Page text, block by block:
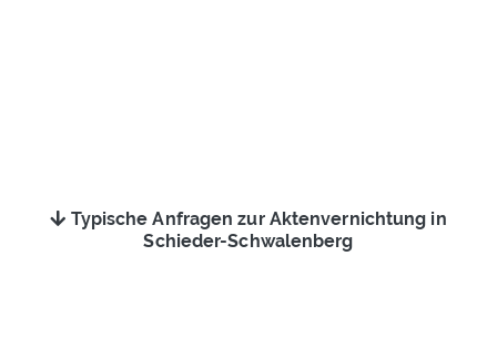
Typische Anfragen zur Aktenvernichtung in
Schieder-Schwalenberg